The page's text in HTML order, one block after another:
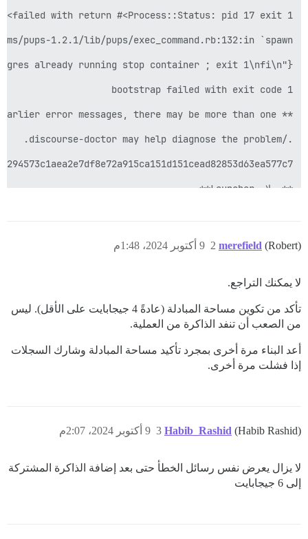
merefield (Robert) 9 أكتوبر 2024، 1:48م 2
لا يمكنك التراجع.
تأكد من تكوين مساحة المبادلة (عادةً 4 جيجابايت على الأقل). ليس
من الصعب أن تنفد الذاكرة من العملية.
أعد البناء مرة أخرى بمجرد تأكيد مساحة المبادلة وشارك السجلات
إذا فشلت مرة أخرى.
Habib_Rashid (Habib Rashid) 9 أكتوبر 2024، 2:07م 3
لا يزال يعرض نفس رسائل الخطأ حتى بعد إضافة الذاكرة المشتركة
إلى 6 جيجابايت